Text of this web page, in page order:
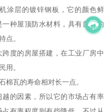
涂层的镀锌钢板，它的颜色鲜
种屋顶防水材料，具有良好的
点。
度的房屋搭建，在工业厂房中
用。
棉瓦的寿命相对长一点。
的因素，所以它的市场占有率